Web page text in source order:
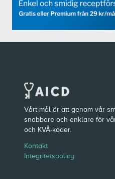
Vårt mål är att genom vår
snabbare och enklare för
och KVÅ-koder.
Kontakt
Integritetspolicy